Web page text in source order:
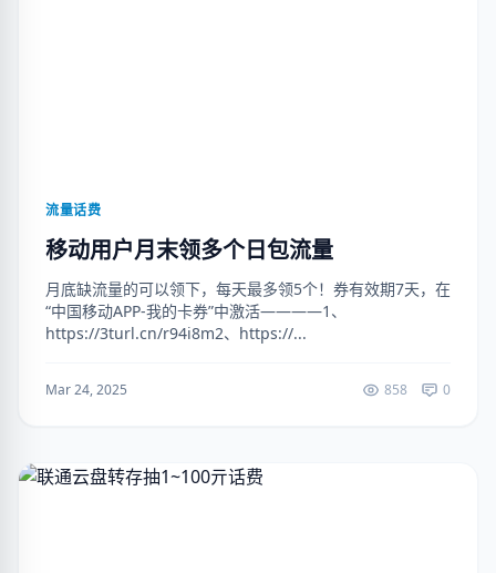
流量话费
移动用户月末领多个日包流量
月底缺流量的可以领下，每天最多领5个！券有效期7天，在
“中国移动APP-我的卡券”中激活————1、
https://3turl.cn/r94i8m2、https://...
Mar 24, 2025 858 0